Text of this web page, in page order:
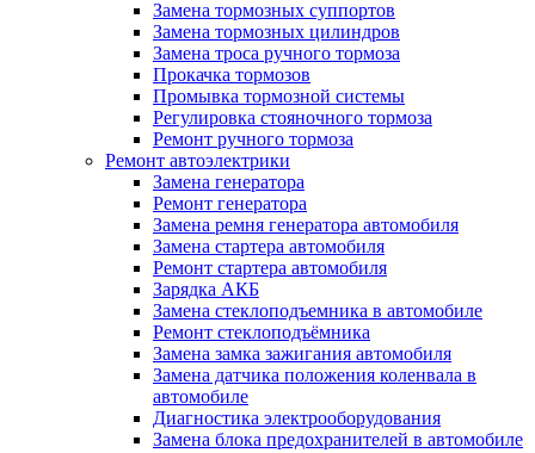
Замена тормозных суппортов
Замена тормозных цилиндров
Замена троса ручного тормоза
Прокачка тормозов
Промывка тормозной системы
Регулировка стояночного тормоза
Ремонт ручного тормоза
Ремонт автоэлектрики
Замена генератора
Ремонт генератора
Замена ремня генератора автомобиля
Замена стартера автомобиля
Ремонт стартера автомобиля
Зарядка АКБ
Замена стеклоподъемника в автомобиле
Ремонт стеклоподъёмника
Замена замка зажигания автомобиля
Замена датчика положения коленвала в
автомобиле
Диагностика электрооборудования
Замена блока предохранителей в автомобиле